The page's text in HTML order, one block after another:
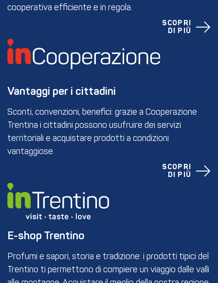
cooperativa efficiente e in regola.
SCOPRI
DI PIÙ
Vantaggi per i cittadini
Sconti, convenzioni, benefici: grazie a Cooperazione
Trentina i cittadini possono usufruire dei servizi
territoriali e acquistare prodotti a condizioni
vantaggiose.
SCOPRI
DI PIÙ
E-shop Trentino
Profumi e sapori, storia e tradizione: i prodotti tipici del
Trentino ti permettono di compiere un viaggio dalle valli